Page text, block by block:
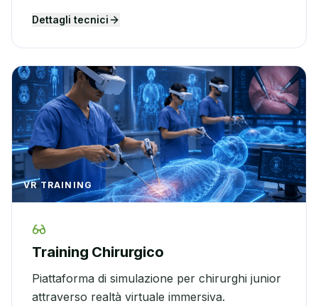
Dettagli tecnici
VR TRAINING
Training Chirurgico
Piattaforma di simulazione per chirurghi junior
attraverso realtà virtuale immersiva.